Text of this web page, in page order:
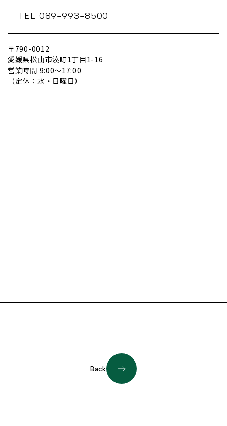
TEL 089-993-8500
〒790-0012
愛媛県松山市湊町1丁目1-16
営業時間 9:00～17:00
（定休：水・日曜日）
Back